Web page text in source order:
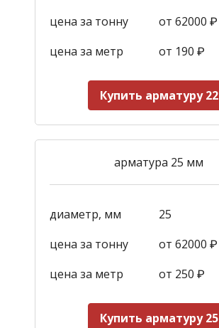
цена за тонну
от 62000 ₽
цена за метр
от 190 ₽
Купить арматуру 22
арматура 25 мм
диаметр, мм
25
цена за тонну
от 62000 ₽
цена за метр
от 250 ₽
Купить арматуру 25